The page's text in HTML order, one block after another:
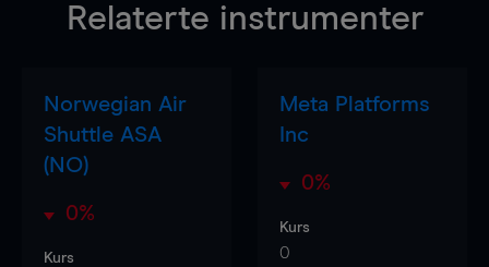
Relaterte instrumenter
Norwegian Air
Shuttle ASA
(NO)
0%
Kurs
Meta Platforms
Inc
0%
Kurs
0